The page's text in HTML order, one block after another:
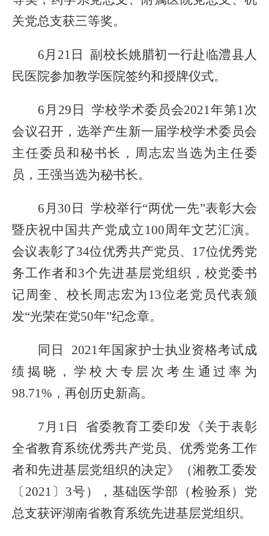
关党总支获三等奖。
6月21日 副校长姚腊初一行赴临澧县人
民医院参加教学医院签约和授牌仪式。
6月29日学校学术委员会2021年第1次
会议召开 ，选举产生新一届学校学术委员会
主任委员和秘书长，周志宏当选为主任委
员，王强当选为秘书长。
6月 30 日 学校举行“两优一先”表彰大会
暨庆祝中国共产党成立100周年文艺汇演。
会议表彰了34位优秀共产党员、17位优秀党
务工作者和3个先进基层党组织 ，校党委书
记周奎、校长周志宏为 13位老党员代表颁
发“光荣在党50年”纪念章。
同日
2021年国家护士执业资格考试成
绩揭晓，学校大专层次考生通过率为
98.71%，再创历史新高。
7月1日 省委教育工委印发《关于表彰
全省教育系统优秀共产党员、优秀党务工作
者和先进基层党组织的决定》（湘教工委发
〔 2021〕3号）， 基础医学部（检验系）党
总支获评湖南省教育系统先进基层党组织。